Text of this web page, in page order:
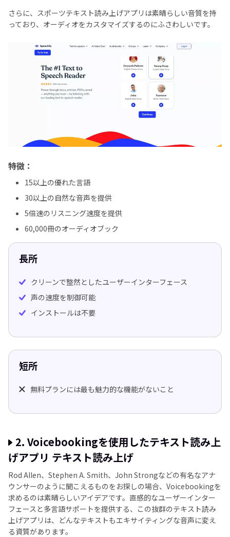
さらに、スポーツテキスト読み上げアプリは素晴らしい音質を持
っており、オーディオをカスタマイズするのにふさわしいです。
特徴：
15以上の優れた言語
30以上の自然な音声を提供
5倍速のリスニング速度を提供
60,000冊のオーディオブック
長所
クリーンで整然としたユーザーインターフェース
声の速度を制御可能
インストールは不要
短所
無料プランには最も魅力的な機能がないこと
2. Voicebookingを使用したテキスト読み上
げアプリ テキスト読み上げ
Rod Allen、Stephen A. Smith、John Strongなどの有名なアナ
ウンサーのように聞こえるものをお探しの場合、Voicebookingを
求めるのは素晴らしいアイデアです。直感的なユーザーインター
フェースと多言語サポートを提供する、この抜群のテキスト読み
上げアプリは、どんなテキストもエキサイティングな音声に変え
る資質があります。